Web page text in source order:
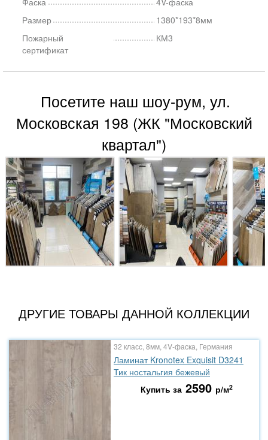
Размер
1380*193*8мм
Пожарный
сертификат
КМ3
Посетите наш шоу-рум, ул.
Московская 198 (ЖК "Московский
квартал")
ДРУГИЕ ТОВАРЫ ДАННОЙ КОЛЛЕКЦИИ
32 класс, 8мм, 4V-фаска, Германия
Ламинат Kronotex Exquisit D3241
Тик ностальгия бежевый
Купить за 2590 р/м2